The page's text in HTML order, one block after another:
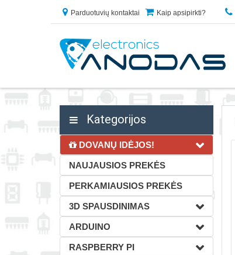
Parduotuvių kontaktai Kaip apsipirkti?
Kategorijos
DOVANŲ IDĖJOS!
NAUJAUSIOS PREKĖS
PERKAMIAUSIOS PREKĖS
3D SPAUSDINIMAS
ARDUINO
RASPBERRY PI